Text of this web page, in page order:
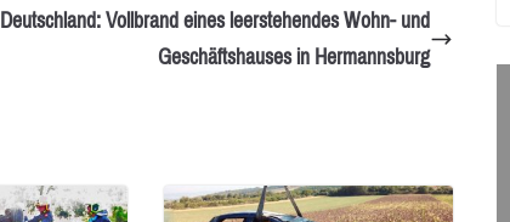
Deutschland: Vollbrand eines leerstehendes Wohn- und
Geschäftshauses in Hermannsburg